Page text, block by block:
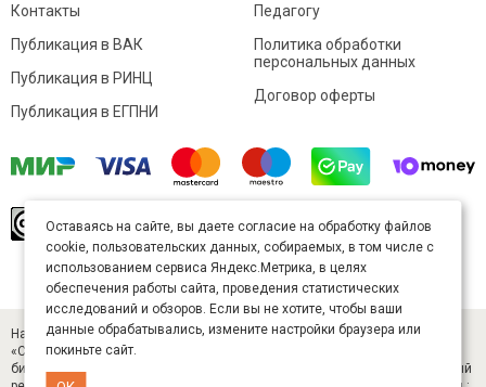
Контакты
Педагогу
Публикация в ВАК
Публикация в РИНЦ
Публикация в ЕГПНИ
Политика обработки
персональных данных
Договор оферты
произведение доступно полицензии Creative
Commons «Attribution» («Атрибуция») 4.0
Непортированная.
Карта сайта
Научный журнал «Студенческий» (ISSN 2541-9412). Издатель — ООО
«СибАК» (ИНН 5402054157). Размещается в Научной электронной
библиотеке eLIBRARY.RU (договор № 445-11/2019 от 05.11.2019). Главный
Оставаясь на сайте, вы даете согласие на обработку файлов
cookie, пользовательских данных, собираемых, в том числе с
использованием сервиса Яндекс.Метрика, в целях
обеспечения работы сайта, проведения статистических
исследований и обзоров. Если вы не хотите, чтобы ваши
данные обрабатывались, измените настройки браузера или
покиньте сайт.